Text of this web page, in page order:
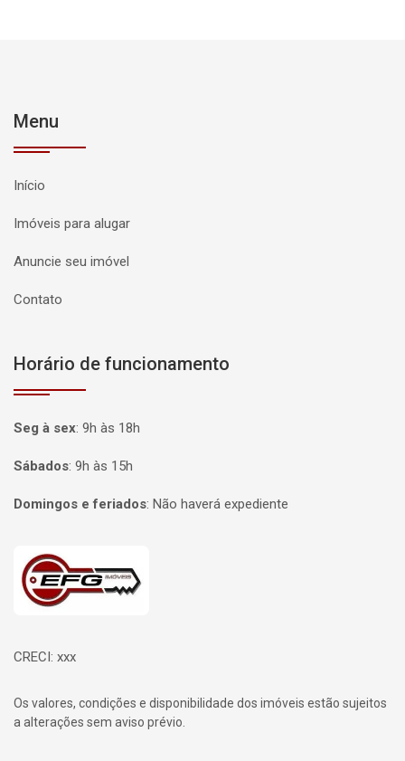
Menu
Início
Imóveis para alugar
Anuncie seu imóvel
Contato
Horário de funcionamento
Seg à sex: 9h às 18h
Sábados: 9h às 15h
Domingos e feriados: Não haverá expediente
Página inicial
CRECI: xxx
Os valores, condições e disponibilidade dos imóveis estão sujeitos
a alterações sem aviso prévio.